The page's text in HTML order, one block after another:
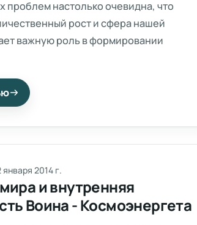
проблем настолько очевидна, что
рост и сфера нашей
важную роль в формировании
показывает, что реализация
заданий позволяет выполнять
разработке модели развития.
января 2014 г.
и внутренняя
Воина - Космоэнергета